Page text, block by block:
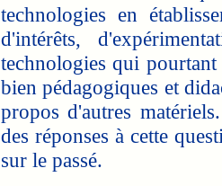
technologies en
d'intérêts,
technologies qui
bien pédagogiques et
propos d'autres
des réponses à cette
sur le passé.